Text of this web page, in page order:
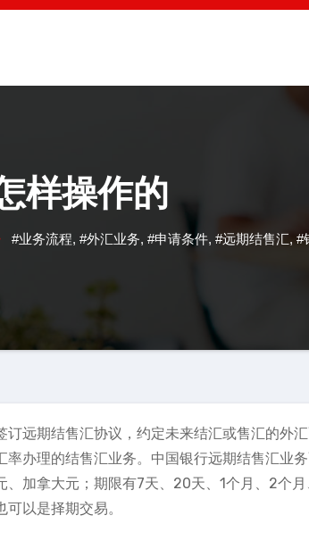
样操作的
#业务流程, #外汇业务, #申请条件, #远期结售汇, #
订远期结售汇协议，约定未来结汇或售汇的外
办理的结售汇业务。中国银行远期结售汇业
、加拿大元；期限有7天、20天、1个月、2个
以是择期交易。